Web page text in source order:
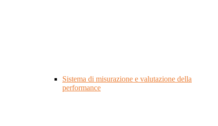
Sistema di misurazione e valutazione della
performance